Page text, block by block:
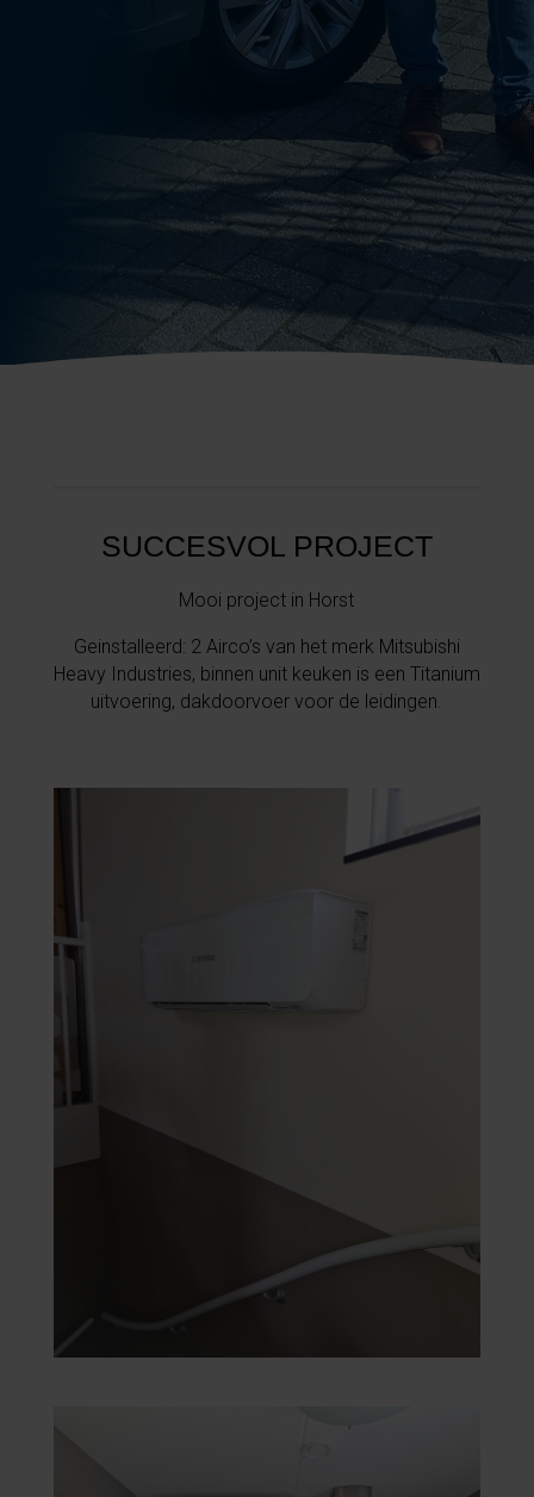
SUCCESVOL PROJECT
Mooi project in Horst
Geinstalleerd: 2 Airco’s van het merk Mitsubishi
Heavy Industries, binnen unit keuken is een Titanium
uitvoering, dakdoorvoer voor de leidingen.